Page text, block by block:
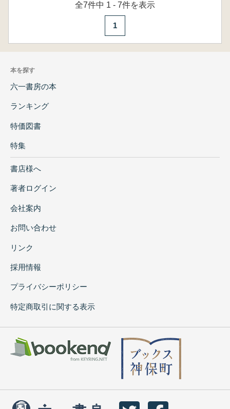
全7件中 1 - 7件を表示
1
本を探す
六一書房の本
ランキング
特価図書
特集
書店様へ
著者ログイン
会社案内
お問い合わせ
リンク
採用情報
プライバシーポリシー
特定商取引に関する表示